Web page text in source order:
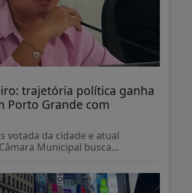
trajetória política ganha
Porto Grande com
votada da cidade e atual
Municipal busca...